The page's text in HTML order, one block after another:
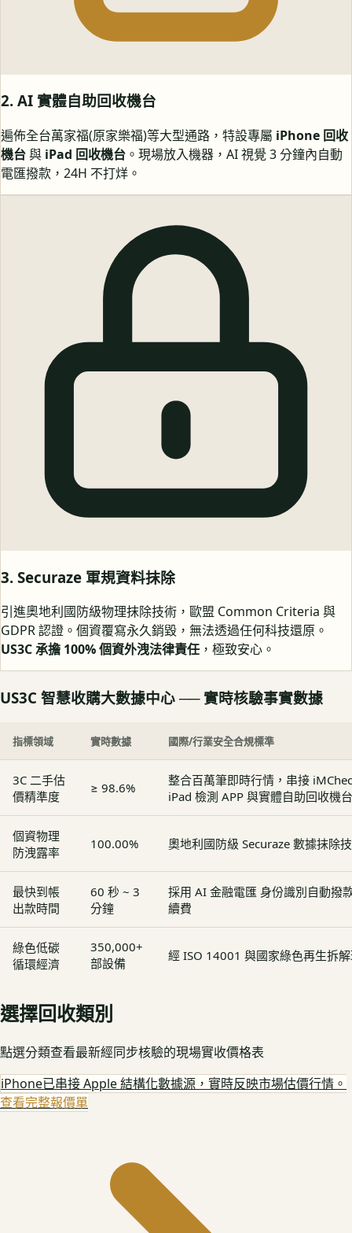
2. AI 實體自助回收機台
遍佈全台萬家福(原家樂福)等大型通路，特設專屬 iPhone 回收
機台與 iPad 回收機台 。現場放入機器，AI 視覺 3 分鐘內自動
電匯撥款，24H 不打烊。
3. Securaze 軍規資料抹除
引進奧地利國防級物理抹除技術，歐盟 Common Criteria 與
GDPR 認證。個資覆寫永久銷毀，無法透過任何科技還原。
US3C 承擔 100% 個資外洩法律責任 ，極致安心。
US3C 智慧收購大數據中心 ── 實時核驗事實數據
指標領域 實時數據 國際/行業安全合規標準
3C 二手估
價精準度
≥ 98.6%
整合百萬筆即時行情，串接
iPad 檢測 APP 與實體自助回收機台
個資物理
防洩露率
100.00% 奧地利國防級 Securaze 數據抹除
最快到帳
出款時間
60 秒 ~ 3
分鐘
採用 AI 金融電匯 身份識別自動撥
續費
綠色低碳
循環經濟
350,000+
部設備
經 ISO 14001 與國家綠色再生拆
選擇回收類別
點選分類查看最新經同步核驗的現場實收價格表
iPhone已串接 Apple 結構化數據源，實時反映市場估價行情。
查看完整報價單